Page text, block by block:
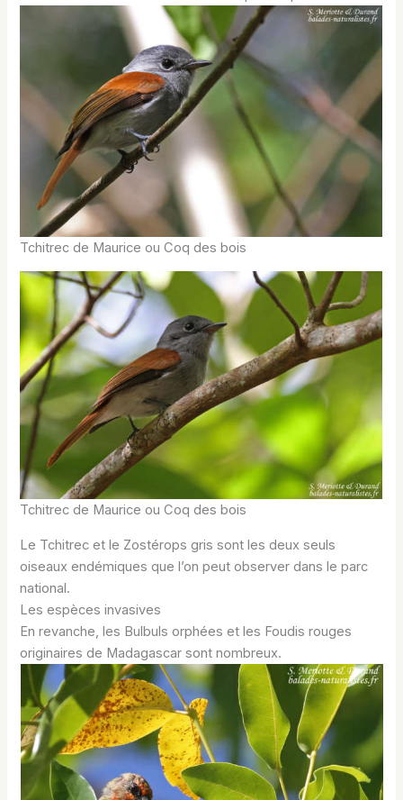
Tchitrec de Maurice ou Coq des bois
Tchitrec de Maurice ou Coq des bois
Le Tchitrec et le Zostérops gris sont les deux seuls
oiseaux endémiques que l’on peut observer dans le parc
national.
Les espèces invasives
En revanche, les Bulbuls orphées et les Foudis rouges
originaires de Madagascar sont nombreux.